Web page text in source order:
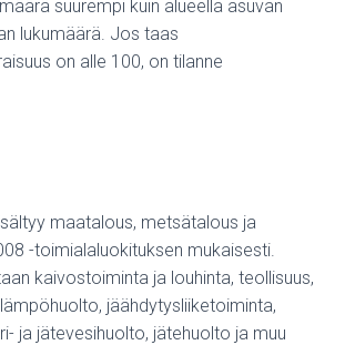
suurempi kuin alueella asuvan
lukumäärä. Jos taas
on alle 100, on tilanne
maatalous, metsätalous ja
-toimialaluokituksen mukaisesti.
kaivostoiminta ja louhinta, teollisuus,
jäähdytysliiketoiminta,
ja jätevesihuolto, jätehuolto ja muu